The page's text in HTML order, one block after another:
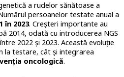
a rudelor sănătoase a
persoanelor testate anual a
în 2023. Creșteri importante au
2014, odată cu introducerea NGS
2022 și 2023. Această evoluție
la testare, cât și integrarea
oncologică.